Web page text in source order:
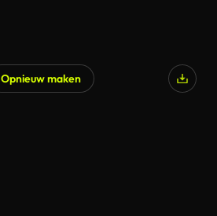
Opnieuw maken